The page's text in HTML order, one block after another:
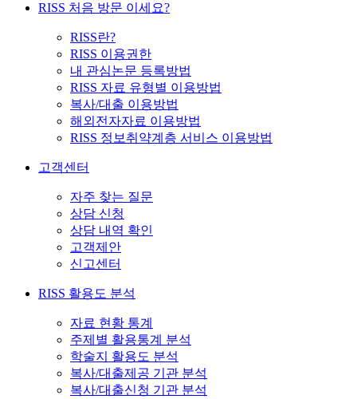
RISS 처음 방문 이세요?
RISS란?
RISS 이용권한
내 관심논문 등록방법
RISS 자료 유형별 이용방법
복사/대출 이용방법
해외전자자료 이용방법
RISS 정보취약계층 서비스 이용방법
고객센터
자주 찾는 질문
상담 신청
상담 내역 확인
고객제안
신고센터
RISS 활용도 분석
자료 현황 통계
주제별 활용통계 분석
학술지 활용도 분석
복사/대출제공 기관 분석
복사/대출신청 기관 분석